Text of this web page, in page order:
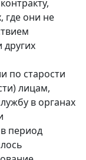
где они не
других
по старости
лицам,
в органах
период